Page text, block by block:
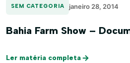
SEM CATEGORIA janeiro 28, 2014
Bahia Farm Show –
Ler matéria completa